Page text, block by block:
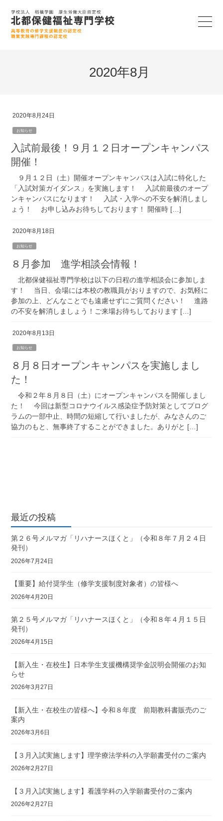
2020年8月
2020年8月24日
お知らせ
入試前最後！９月１２日オープンキャンパス
開催！
９月１２日（土）開催オープンキャンパスは入試に特化した
「入試対策ガイダンス」を実施します！ 入試前最後のオープ
ンキャンパスになります！ 入試・入学への不安を解消しまし
ょう！ お申し込みお待ちしております！ 開催時 […]
2020年8月18日
お知らせ
８月参加 進学相談会情報！
北都保健福祉専門学校は以下の日程の進学相談会に参加しま
す！ 当日、会場には本校の教職員がおりますので、お気軽に
参加の上、どんなことでも遠慮せずにご質問ください！ 進路
の不安を解消しましょう！ご来場お待ちしております […]
2020年8月13日
お知らせ
８月８日オープンキャンパスを実施しまし
た！
令和２年８月８日（土）にオープンキャンパスを開催しまし
た！ 今回は新型コロナウイルス感染症予防対策としてプログ
ラムの一部中止、時間の短縮して行いましたが、みなさんのご
協力のもと、無事終了することができました。ありがと […]
最近の投稿
第２６号メルマガ「リハナースほくと」（令和８年７月２４日
発刊）
2026年7月24日
【重要】給付奨学生（修学支援制度対象者）の皆様へ
2026年4月20日
第２５号メルマガ「リハナースほくと」（令和８年４月１５日
発刊）
2026年4月15日
【新入生・在校生】日本学生支援機構奨学金説明会開催のお知
らせ
2026年3月27日
【新入生・在校生の皆様へ】令和８年度 前期教科書販売のご
案内
2026年3月6日
【３月入試実施します】理学療法学科の入学願書受付のご案内
2026年2月27日
【３月入試実施します】看護学科の入学願書受付のご案内
2026年2月27日